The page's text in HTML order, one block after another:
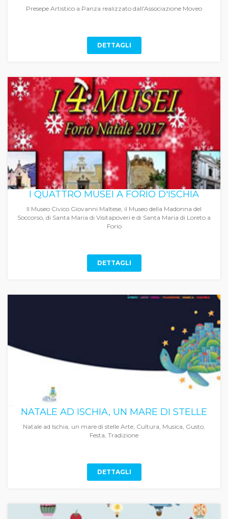
Presepe Artistico a Panza realizzato dall'Associazione Moveo
DETTAGLI
I QUATTRO MUSEI A FORIO D'ISCHIA
Il Museo Civico Giovanni Maltese, il Museo della Madonna del
Soccorso, di Santa Maria di Visitapoveri e di Santa Maria di Loreto a
Forio
DETTAGLI
NATALE AD ISCHIA, UN MARE DI STELLE
Natale ad Ischia, un mare di stelle Arte, Cultura, Musica, Gusto,
Festa, Tradizione
DETTAGLI